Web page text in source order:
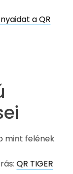
a QR
mint felének
QR TIGER